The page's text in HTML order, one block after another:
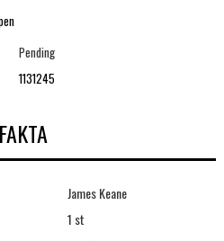
Pending
1131245
FAKTA
James Keane
1 st